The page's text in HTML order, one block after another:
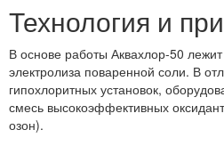
Технология и
В основе работы Аквахлор-50
электролиза поваренной соли. В
гипохлоритных установок,
смесь высокоэффективных
озон).